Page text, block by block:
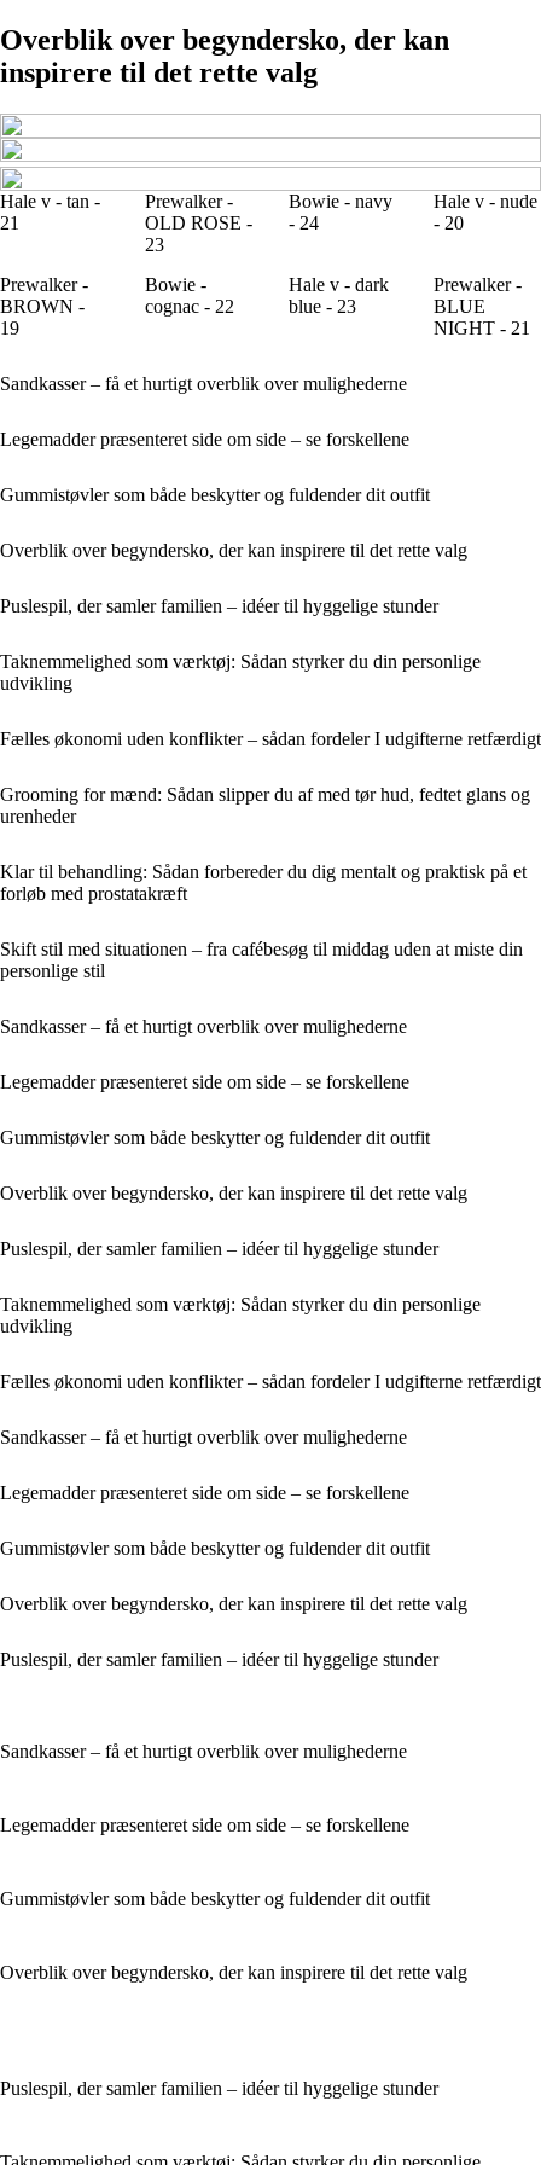
Overblik over begyndersko, der kan
inspirere til det rette valg
Hale v - tan -
21
Prewalker -
OLD ROSE -
23
Bowie - navy
- 24
Hale v - nude
- 20
Prewalker -
BROWN -
19
Bowie -
cognac - 22
Hale v - dark
blue - 23
Prewalker -
BLUE
NIGHT - 21
Sandkasser – få et hurtigt overblik over mulighederne
Legemadder præsenteret side om side – se forskellene
Gummistøvler som både beskytter og fuldender dit outfit
Overblik over begyndersko, der kan inspirere til det rette valg
Puslespil, der samler familien – idéer til hyggelige stunder
Taknemmelighed som værktøj: Sådan styrker du din personlige
udvikling
Fælles økonomi uden konflikter – sådan fordeler I udgifterne retfærdigt
Grooming for mænd: Sådan slipper du af med tør hud, fedtet glans og
urenheder
Klar til behandling: Sådan forbereder du dig mentalt og praktisk på et
forløb med prostatakræft
Skift stil med situationen – fra cafébesøg til middag uden at miste din
personlige stil
Sandkasser – få et hurtigt overblik over mulighederne
Legemadder præsenteret side om side – se forskellene
Gummistøvler som både beskytter og fuldender dit outfit
Overblik over begyndersko, der kan inspirere til det rette valg
Puslespil, der samler familien – idéer til hyggelige stunder
Taknemmelighed som værktøj: Sådan styrker du din personlige
udvikling
Fælles økonomi uden konflikter – sådan fordeler I udgifterne retfærdigt
Sandkasser – få et hurtigt overblik over mulighederne
Legemadder præsenteret side om side – se forskellene
Gummistøvler som både beskytter og fuldender dit outfit
Overblik over begyndersko, der kan inspirere til det rette valg
Puslespil, der samler familien – idéer til hyggelige stunder
Sandkasser – få et hurtigt overblik over mulighederne
Legemadder præsenteret side om side – se forskellene
Gummistøvler som både beskytter og fuldender dit outfit
Overblik over begyndersko, der kan inspirere til det rette valg
Puslespil, der samler familien – idéer til hyggelige stunder